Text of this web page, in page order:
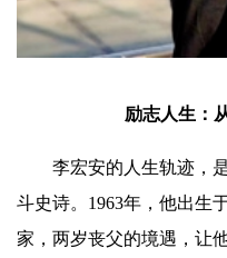
励志人生：
李宏安的人生轨迹，
斗史诗。1963年，他出生
家，两岁丧父的境遇，让